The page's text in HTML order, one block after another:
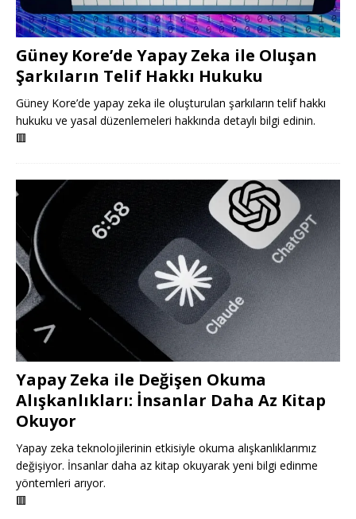
Güney Kore’de Yapay Zeka ile Oluşan
Şarkıların Telif Hakkı Hukuku
Güney Kore’de yapay zeka ile oluşturulan şarkıların telif hakkı
hukuku ve yasal düzenlemeleri hakkında detaylı bilgi edinin.
🟥
Yapay Zeka ile Değişen Okuma
Alışkanlıkları: İnsanlar Daha Az Kitap
Okuyor
Yapay zeka teknolojilerinin etkisiyle okuma alışkanlıklarımız
değişiyor. İnsanlar daha az kitap okuyarak yeni bilgi edinme
yöntemleri arıyor.
🟥